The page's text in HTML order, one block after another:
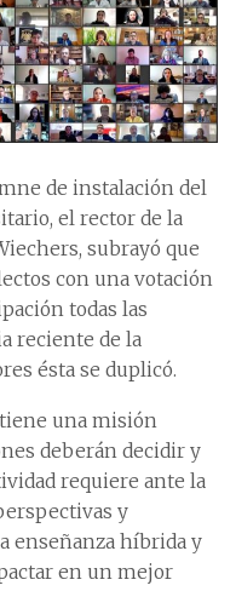
de instalación del
el rector de la
subrayó que
con una votación
todas las
reciente de la
ésta se duplicó.
una misión
deberán decidir y
requiere ante la
y
enseñanza híbrida y
en un mejor